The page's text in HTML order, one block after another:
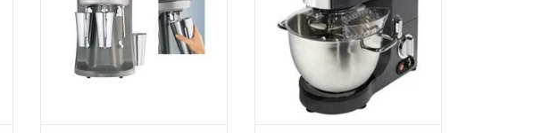
mixer gaat pas werken als de
beker de schakelaar aanklikt in
het geleidingssysteem. Het
geleidingssysteem is makkelijk te
reinig
restaurant, catering en meer.
TOEVOEGEN AAN WINKELWAGEN